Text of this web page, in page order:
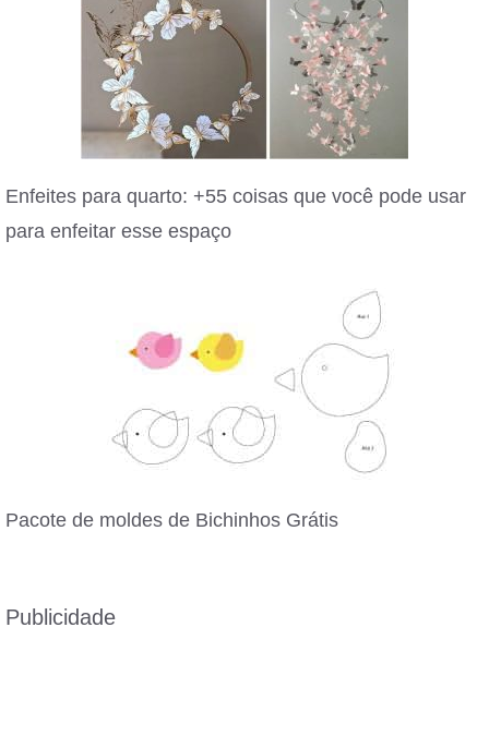
Enfeites para quarto: +55 coisas que você pode usar
para enfeitar esse espaço
Pacote de moldes de Bichinhos Grátis
Publicidade